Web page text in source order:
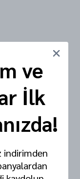
ve
İlk
indirimden